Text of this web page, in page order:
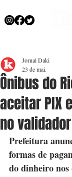
Ônibus do
aceitar PIX
no
Jornal Daki
23 de mai.
Prefeitura
formas de
do dinheiro nos